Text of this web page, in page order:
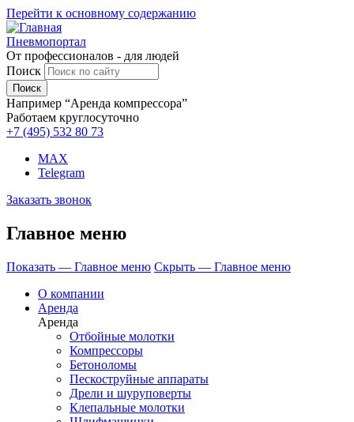
Перейти к основному содержанию
Пневмопортал
От профессионалов - для людей
Поиск
Например “Аренда компрессора”
Работаем круглосуточно
+7 (495) 532 80 73
MAX
Telegram
Заказать звонок
Главное меню
Показать — Главное меню Скрыть — Главное меню
О компании
Аренда
Аренда
Отбойные молотки
Компрессоры
Бетоноломы
Пескоструйные аппараты
Дрели и шуруповерты
Клепальные молотки